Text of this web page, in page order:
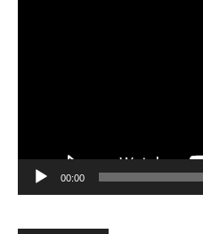
00:00